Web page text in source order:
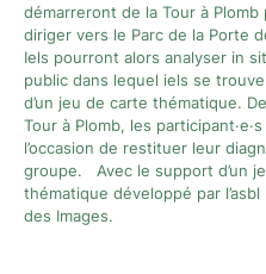
démarreront de la Tour à Plomb
diriger vers le Parc de la Porte
Iels pourront alors analyser in
public dans lequel iels se
d’un jeu de carte thématique.
Tour à Plomb, les
l’occasion de restituer leur
groupe. Avec le support d’un
thématique développé par l’asbl
des Images.